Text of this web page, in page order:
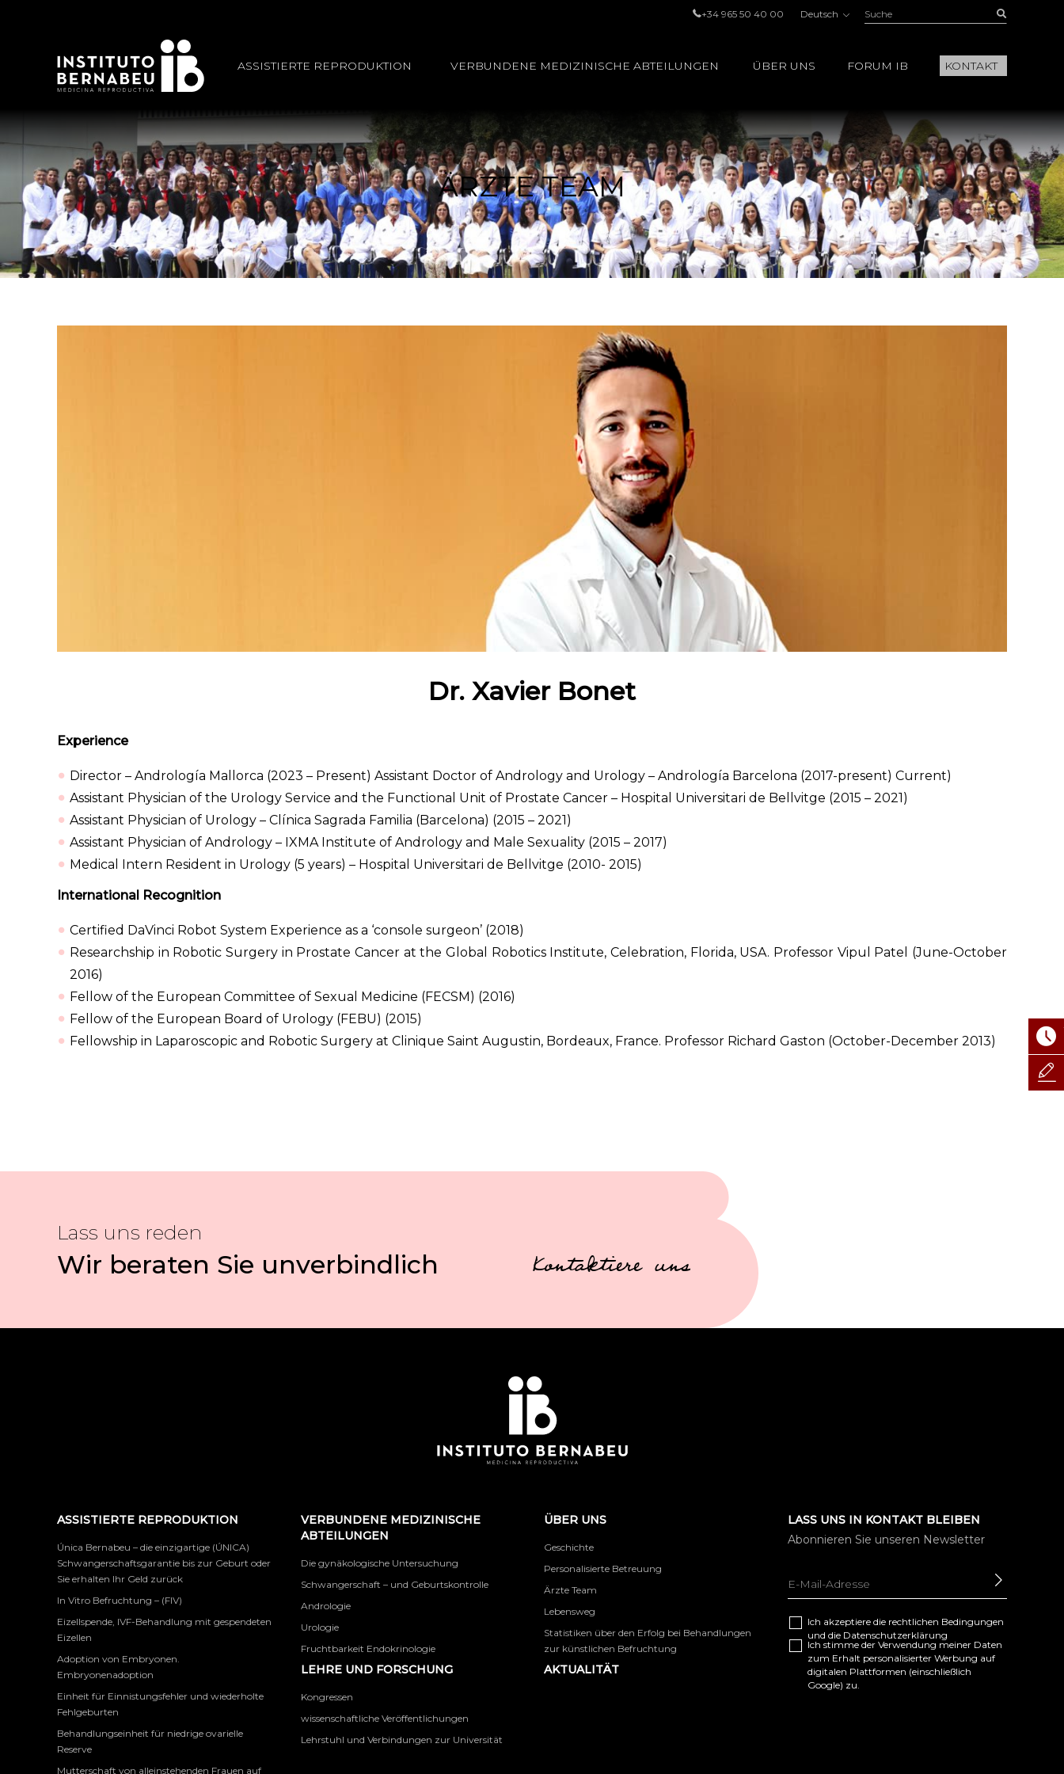
+34 965 50 40 00 Deutsch Suche:
ASSISTIERTE REPRODUKTION VERBUNDENE MEDIZINISCHE ABTEILUNGEN ÜBER UNS FORUM IB KONTAKT
ÄRZTE TEAM
Dr. Xavier Bonet
Experience
Director – Andrología Mallorca (2023 – Present) Assistant Doctor of Andrology and Urology – Andrología Barcelona (2017-present) Current)
Assistant Physician of the Urology Service and the Functional Unit of Prostate Cancer – Hospital Universitari de Bellvitge (2015 – 2021)
Assistant Physician of Urology – Clínica Sagrada Familia (Barcelona) (2015 – 2021)
Assistant Physician of Andrology – IXMA Institute of Andrology and Male Sexuality (2015 – 2017)
Medical Intern Resident in Urology (5 years) – Hospital Universitari de Bellvitge (2010- 2015)
International Recognition
Certified DaVinci Robot System Experience as a ‘console surgeon’ (2018)
Researchship in Robotic Surgery in Prostate Cancer at the Global Robotics Institute, Celebration, Florida, USA. Professor Vipul Patel (June-October
2016)
Fellow of the European Committee of Sexual Medicine (FECSM) (2016)
Fellow of the European Board of Urology (FEBU) (2015)
Fellowship in Laparoscopic and Robotic Surgery at Clinique Saint Augustin, Bordeaux, France. Professor Richard Gaston (October-December 2013)
Lass uns reden
Wir beraten Sie unverbindlich Kontaktiere uns
ASSISTIERTE REPRODUKTION
Única Bernabeu – die einzigartige (ÚNICA)
Schwangerschaftsgarantie bis zur Geburt oder
Sie erhalten Ihr Geld zurück
In Vitro Befruchtung – (FIV)
Eizellspende, IVF-Behandlung mit gespendeten
Eizellen
Adoption von Embryonen.
Embryonenadoption
Einheit für Einnistungsfehler und wiederholte
Fehlgeburten
Behandlungseinheit für niedrige ovarielle
Reserve
Mutterschaft von alleinstehenden Frauen auf
VERBUNDENE MEDIZINISCHE
ABTEILUNGEN
Die gynäkologische Untersuchung
Schwangerschaft – und Geburtskontrolle
Andrologie
Urologie
Fruchtbarkeit Endokrinologie
LEHRE UND FORSCHUNG
Kongressen
wissenschaftliche Veröffentlichungen
Lehrstuhl und Verbindungen zur Universität
ÜBER UNS
Geschichte
Personalisierte Betreuung
Ärzte Team
Lebensweg
Statistiken über den Erfolg bei Behandlungen
zur künstlichen Befruchtung
AKTUALITÄT
LASS UNS IN KONTAKT BLEIBEN
Abonnieren Sie unseren Newsletter
Ich akzeptiere die rechtlichen Bedingungen
und die Datenschutzerklärung
Ich stimme der Verwendung meiner Daten
zum Erhalt personalisierter Werbung auf
digitalen Plattformen (einschließlich
Google) zu.